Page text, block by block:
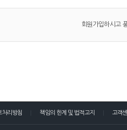
회원가입하시고
처리방침 책임의 한계 및 법적고지 고객